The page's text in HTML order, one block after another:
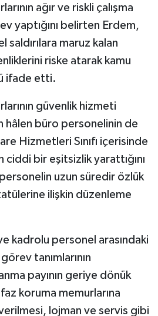
ağır ve riskli çalışma
yaptığını belirten Erdem,
saldırılara maruz kalan
riske atarak kamu
ifade etti.
güvenlik hizmeti
hâlen büro personelinin de
Hizmetleri Sınıfı içerisinde
bir eşitsizlik yarattığını
uzun süredir özlük
ilişkin düzenleme
kadrolu personel arasındaki
görev tanımlarının
payının geriye dönük
koruma memurlarına
lojman ve servis gibi